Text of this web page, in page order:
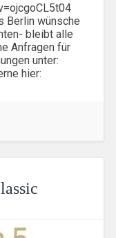
Berlin wünsche
bleibt alle
Anfragen für
unter:
hier: